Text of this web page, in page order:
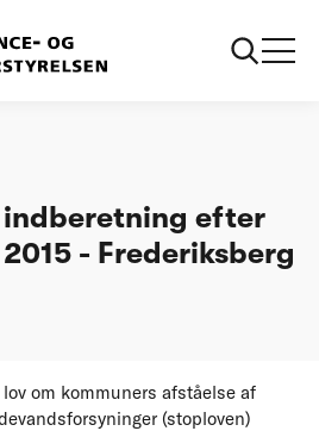
indberetning efter
- Frederiksberg
om kommuners afståelse af
(stoploven)